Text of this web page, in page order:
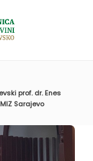
prof. dr. Enes
Sarajevo